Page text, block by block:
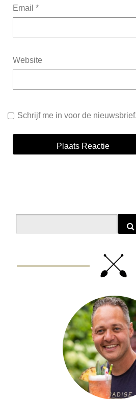
Email *
Website
Schrijf me in voor de nieuwsbrief.